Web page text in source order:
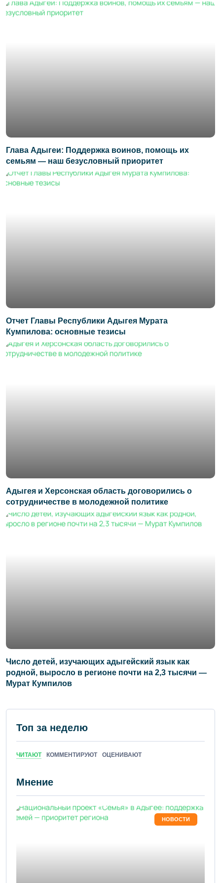
Глава Адыгеи: Поддержка воинов, помощь их
семьям — наш безусловный приоритет
Отчет Главы Республики Адыгея Мурата
Кумпилова: основные тезисы
Адыгея и Херсонская область договорились о
сотрудничестве в молодежной политике
Число детей, изучающих адыгейский язык как
родной, выросло в регионе почти на 2,3 тысячи —
Мурат Кумпилов
Топ за неделю
ЧИТАЮТ КОММЕНТИРУЮТ ОЦЕНИВАЮТ
Мнение
НОВОСТИ